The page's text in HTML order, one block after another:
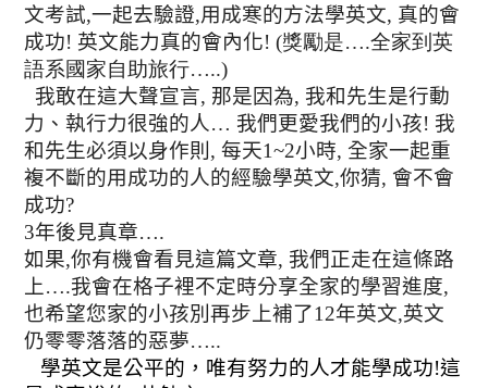
文考試,一起去驗證,用成寒的方法學英文, 真的會
成功!英文能力真的會內化! (獎勵是….全家到英
語系國家自助旅行…..)
我敢在這大聲宣言, 那是因為, 我和先生是行動
力 、執行力很強的人… 我們更愛我們的小孩! 我
和先生必須以身作則 ,每天1~2小時, 全家一起重
複不斷的用成功的人的經驗學英文,你猜, 會不會
成功?
3年後見真章….
如果,你有機會看見這篇文章, 我們正走在這條路
上….我會在格子裡不定時分享全家的學習進度,
也希望您家的小孩別再步上補了12年英文,英文
仍零零落落的惡夢…..
學英文是公平的，唯有努力的人才能學成功!這